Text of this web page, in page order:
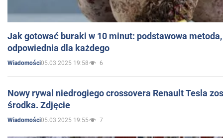
Jak gotować buraki w 10 minut: podstawowa
odpowiednia dla każdego
Wiadomości05.03.2025 19:58 6
Nowy rywal niedrogiego crossovera Renault Tesla
środka. Zdjęcie
Wiadomości05.03.2025 19:55 7